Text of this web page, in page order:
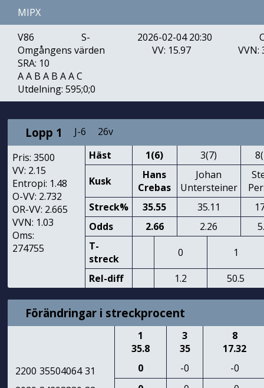
MIPX
V86
S- 2026-02-04 20:30
Omgångens värden
VV: 15.97
VVN:
SRA: 10
A A B A B A A C
Utdelning: 595;0;0
Lopp 1 J-6
26v
Pris: 3500
VV: 2.15
Entropi: 1.48
O-VV: 2.732
OR-VV: 2.665
VVN: 1.03
Oms:
274755
Häst 1(6) 3(7)
Kusk
Hans
Crebas
Johan
Untersteiner
Streck%
35.55 35.11
Odds
2.66 2.26
T-
streck
0
1
Rel-diff
1.2 50.5
Förändringar i streckprocent
2200 35504064 31
1
35.8
3
35
8
17.32
0
-0
-0